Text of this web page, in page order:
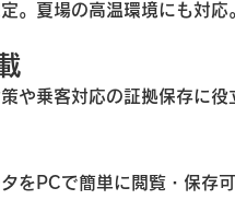
。夏場の高温環境にも対応
や乗客対応の証拠保存に役
をPCで簡単に閲覧・保存可